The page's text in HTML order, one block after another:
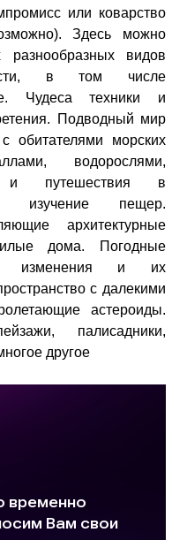
или коварство
Здесь можно
видов
в том числе
Чудеса техники и
Подводный мир
обитателями морских
водорослями,
и путешествия в
изучение пещер.
архитектурные
дома. Погодные
изменения и их
с далекими
астероиды.
палисадники,
другое